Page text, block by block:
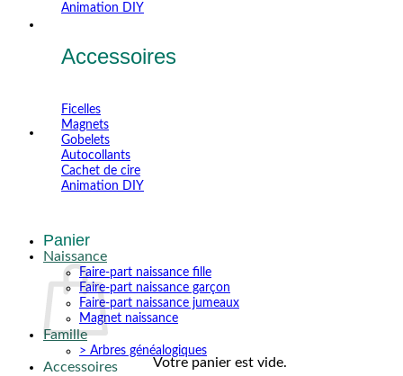
Panier
Votre panier est vide.
Animation DIY
Accessoires
Ficelles
Magnets
Gobelets
Autocollants
Cachet de cire
Animation DIY
Naissance
Faire-part naissance fille
Faire-part naissance garçon
Faire-part naissance jumeaux
Magnet naissance
Famille
> Arbres généalogiques
Accessoires